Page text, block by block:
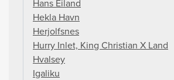
Hans Eiland
Hekla Havn
Herjolfsnes
Hurry Inlet, King Christian X Land
Hvalsey
Igaliku